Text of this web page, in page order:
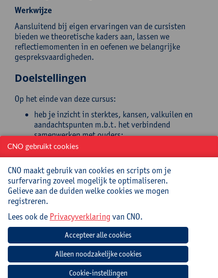
Werkwijze
Aansluitend bij eigen ervaringen van de cursisten
bieden we theoretische kaders aan, lassen we
reflectiemomenten in en oefenen we belangrijke
gespreksvaardigheden.
Doelstellingen
Op het einde van deze cursus:
heb je inzicht in sterktes, kansen, valkuilen en
aandachtspunten m.b.t. het verbindend
samenwerken met ouders;
heb je zicht op wegwijzers die de samenwerking
met ouders optimaler kunnen laten verlopen;
ben je bewuster van je eigen houding en
handelen in het contact met ouders;
hanteer je beter belangrijke
gespreksvaardigheden.
Doelgroep
Leerkrachten, zorgbegeleiders en directies kleuter- en
lager onderwijs.
Leerkrachten, leerlingenbegeleiders en directies uit
het secundair onderwijs.
CNO gebruikt cookies
CNO maakt gebruik van cookies en scripts om je
surfervaring zoveel mogelijk te optimaliseren.
Gelieve aan de duiden welke cookies we mogen
registreren.
Lees ook de Privacyverklaring van CNO.
Cookie-instellingen